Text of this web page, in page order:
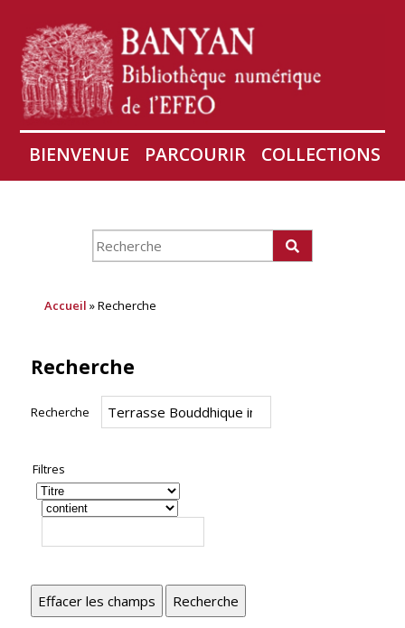
BIENVENUE PARCOURIR
COLLECTIONS
AIRES
CONSERVATION D'ANGKOR
Accueil » Recherche
Recherche
Recherche
Filtres
Effacer les champs Recherche